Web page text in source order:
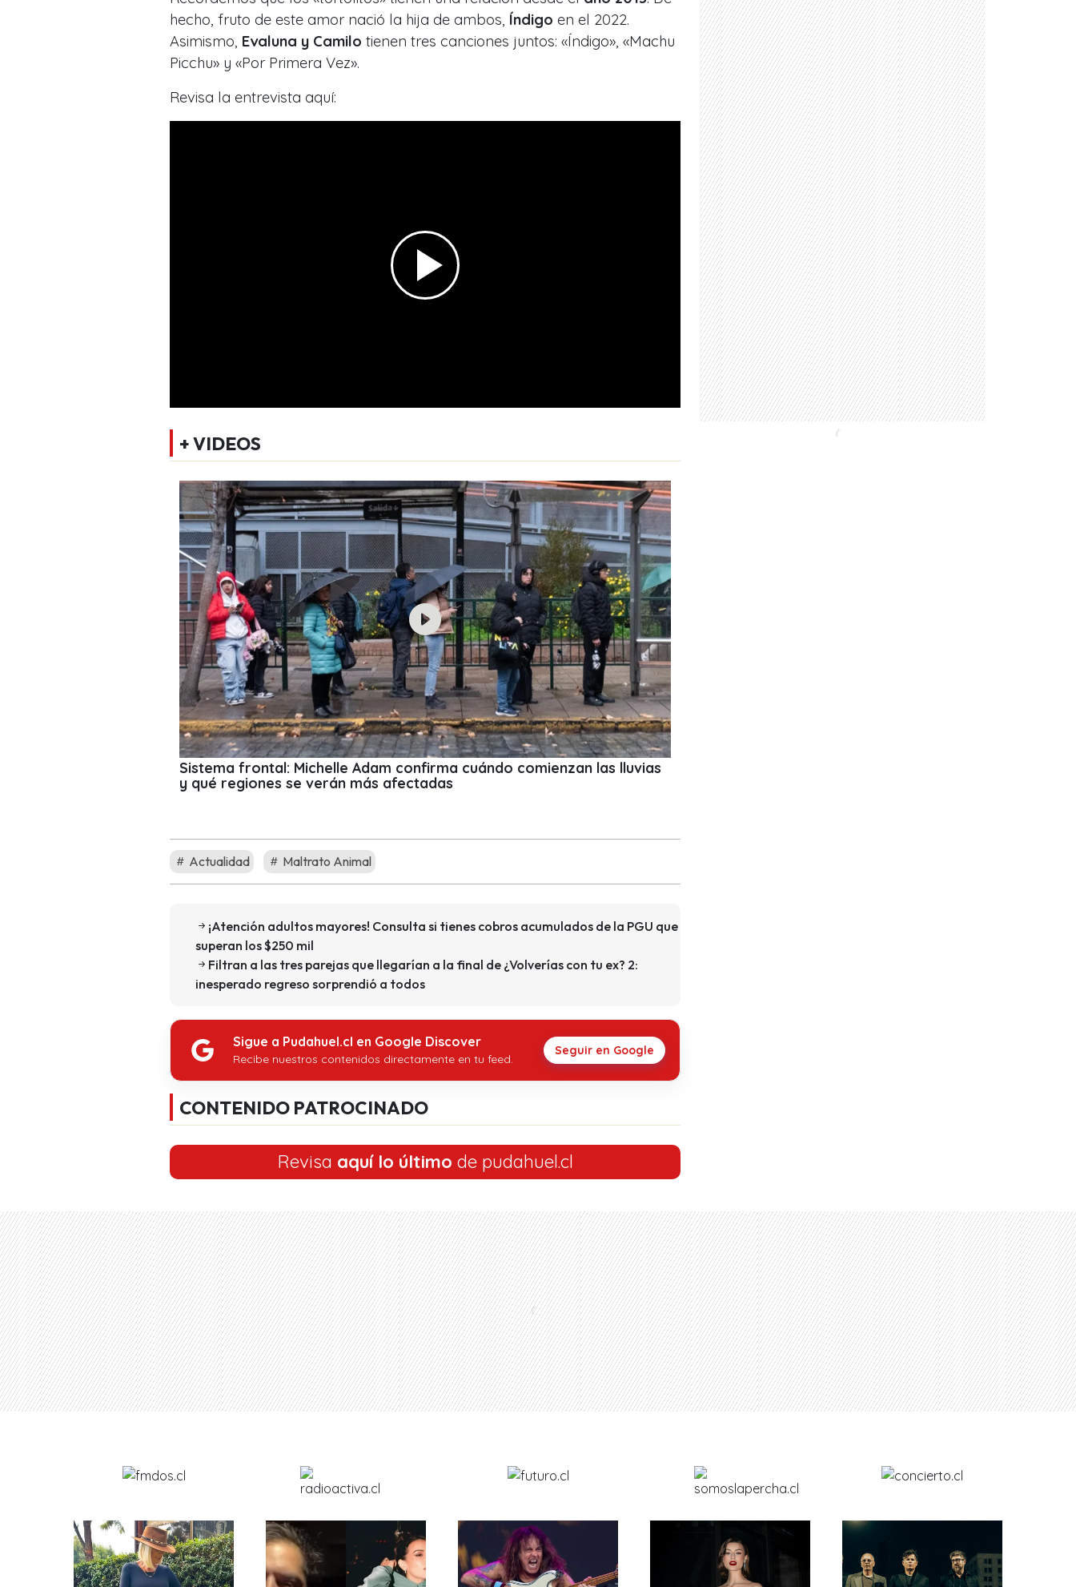
hecho, fruto de este amor nació la hija de ambos, Índigo en el 2022.
Asimismo, Evaluna y Camilo tienen tres canciones juntos: «Índigo», «Machu
Picchu» y «Por Primera Vez».
Revisa la entrevista aquí:
+ VIDEOS
Sistema frontal: Michelle Adam confirma cuándo comienzan las lluvias
y qué regiones se verán más afectadas
Actualidad Maltrato Animal
¡Atención adultos mayores! Consulta si tienes cobros acumulados de la PGU que
superan los $250 mil
Filtran a las tres parejas que llegarían a la final de ¿Volverías con tu ex? 2:
inesperado regreso sorprendió a todos
Sigue a Pudahuel.cl en Google Discover
Recibe nuestros contenidos directamente en tu feed.
Seguir en Google
CONTENIDO PATROCINADO
Revisa aquí lo último de pudahuel.cl